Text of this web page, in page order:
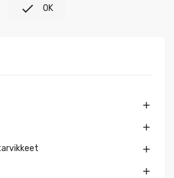
 OK



